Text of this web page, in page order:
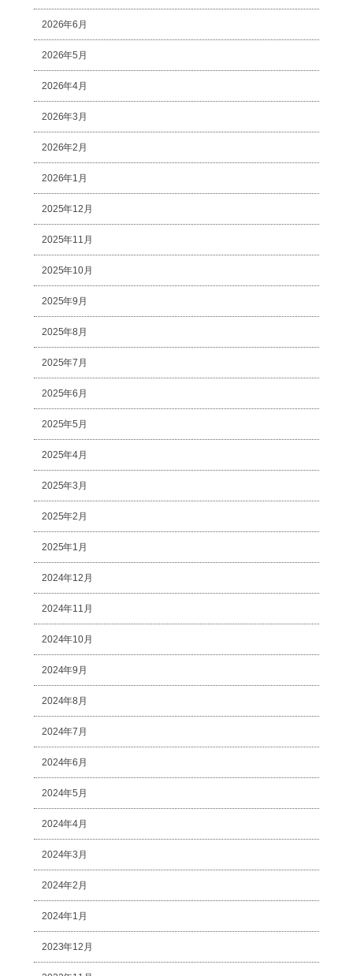
2026年6月
2026年5月
2026年4月
2026年3月
2026年2月
2026年1月
2025年12月
2025年11月
2025年10月
2025年9月
2025年8月
2025年7月
2025年6月
2025年5月
2025年4月
2025年3月
2025年2月
2025年1月
2024年12月
2024年11月
2024年10月
2024年9月
2024年8月
2024年7月
2024年6月
2024年5月
2024年4月
2024年3月
2024年2月
2024年1月
2023年12月